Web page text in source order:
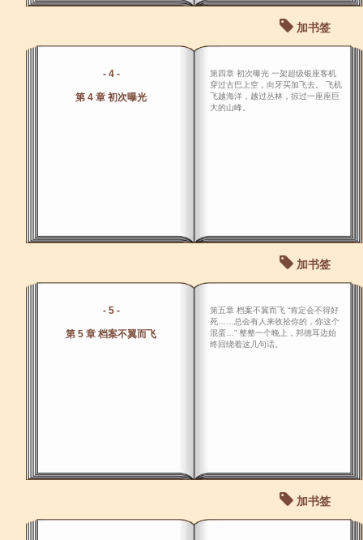
加书签
- 4 -
第 4 章 初次曝光
第四章 初次曝光 一架超级银座客机
穿过古巴上空，向牙买加飞去。 飞机
飞越海洋，越过丛林，掠过一座座巨
大的山峰。
加书签
- 5 -
第 5 章 档案不翼而飞
第五章 档案不翼而飞 “肯定会不得好
死……总会有人来收拾你的，你这个
混蛋…” 整整一个晚上，邦德耳边始
终回绕着这几句话。
加书签